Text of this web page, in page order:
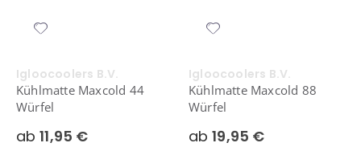
Igloocoolers B.V.
Kühlmatte Maxcold 44
Würfel
ab 11,95 €
Igloocoolers B.V.
Kühlmatte Maxcold 88
Würfel
ab 19,95 €